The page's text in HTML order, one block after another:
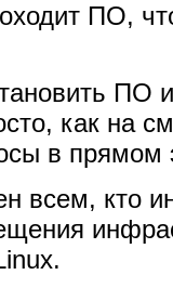
ПО,
ПО
как на
в прямом
всем, кто